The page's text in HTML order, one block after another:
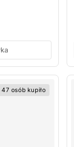
47 osób kupiło